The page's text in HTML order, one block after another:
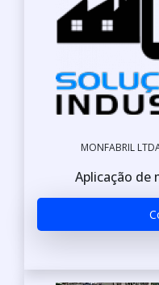
MONFABRIL
Aplicação de